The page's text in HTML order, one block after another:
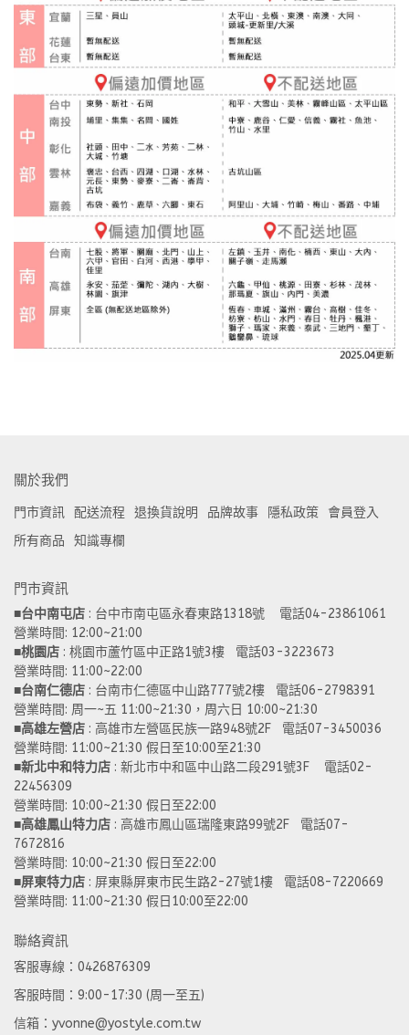
關於我們
門市資訊 配送流程 退換貨說明 品牌故事 隱私政策
會員登入
所有商品
知識專欄
門市資訊
■台中南屯店 : 台中市南屯區永春東路1318號    電話04-23861061
營業時間: 12:00~21:00
■桃園店 : 桃園市蘆竹區中正路1號3樓   電話03-3223673
營業時間: 11:00~22:00
■台南仁德店 : 台南市仁德區中山路777號2樓   電話06-2798391
營業時間: 周一~五 11:00~21:30，周六日 10:00~21:30
■高雄左營店 : 高雄市左營區民族一路948號2F   電話07-3450036
營業時間: 11:00~21:30 假日至10:00至21:30
■新北中和特力店 : 新北市中和區中山路二段291號3F    電話02-
22456309
營業時間: 10:00~21:30 假日至22:00
■高雄鳳山特力店 : 高雄市鳳山區瑞隆東路99號2F   電話07-
7672816
營業時間: 10:00~21:30 假日至22:00
■屏東特力店 : 屏東縣屏東市民生路2-27號1樓   電話08-7220669
營業時間: 11:00~21:30 假日10:00至22:00
聯絡資訊
客服專線：0426876309
客服時間：9:00-17:30 (周一至五)
信箱：yvonne@yostyle.com.tw